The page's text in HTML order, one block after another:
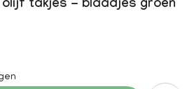
olijf takjes - blaadjes groen